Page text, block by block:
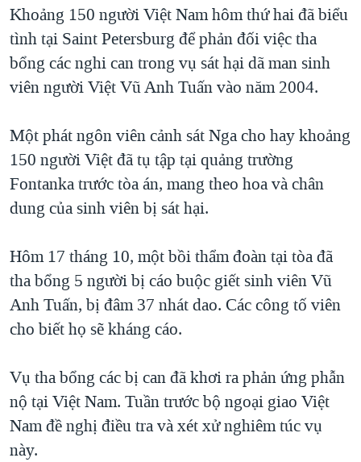
hướng
chính
Đi
tới
MỤC
TỰ DO BÁO CHÍ
VẠCH TRẦN TIN GIẢ
ĐỜI SỐNG
KINH TẾ
KHOA HỌC
SỨC KHOẺ
VĂN HOÁ
THỂ THAO
GIÁO DỤC
CHUYÊN ĐỀ
CHIẾN TRANH THƯƠNG MẠI CỦA MỸ: QUÁ KHỨ VÀ HIỆN
TẠI
GIẢI MÃ VÀNH ĐAI & CON ĐƯỜNG
NGÀY TỊ NẠN THẾ GIỚI
GROUND ZERO – XƯA VÀ NAY
CHI PHÍ CHIẾN TRANH AFGHANISTAN
CÁC GIÁ TRỊ CỘNG HÒA Ở VIỆT NAM
TRỊNH VĨNH BÌNH VS. CHÍNH PHỦ VIỆT NAM
NGƯ DÂN VIỆT VÀ LÀN SÓNG TRỘM HẢI SÂM
HỌC TIẾNG ANH
NGHE
MẠNG XÃ HỘI
Ngôn ngữ khác
Khoảng 150 người Việt Nam hôm thứ hai đã biểu
tình tại Saint Petersburg để phản đối việc tha
bổng các nghi can trong vụ sát hại dã man sinh
viên người Việt Vũ Anh Tuấn vào năm 2004.
Một phát ngôn viên cảnh sát Nga cho hay khoảng
150 người Việt đã tụ tập tại quảng trường
Fontanka trước tòa án, mang theo hoa và chân
dung của sinh viên bị sát hại.
Hôm 17 tháng 10, một bồi thẩm đoàn tại tòa đã
tha bổng 5 người bị cáo buộc giết sinh viên Vũ
Anh Tuấn, bị đâm 37 nhát dao. Các công tố viên
cho biết họ sẽ kháng cáo.
Vụ tha bổng các bị can đã khơi ra phản ứng phẫn
nộ tại Việt Nam. Tuần trước bộ ngoại giao Việt
Nam đề nghị điều tra và xét xử nghiêm túc vụ
này.